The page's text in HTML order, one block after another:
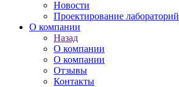
Новости
Проектирование лабораторий
О компании
Назад
О компании
О компании
Отзывы
Контакты